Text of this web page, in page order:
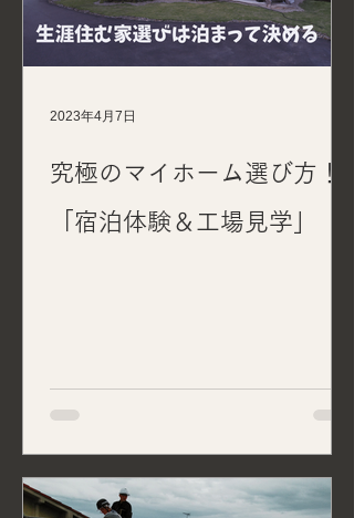
究極のマイホーム選び方！
「宿泊体験＆工場見学」
2023年4月7日